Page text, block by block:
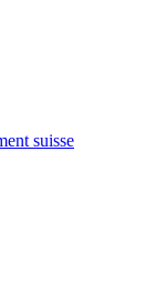
suisse